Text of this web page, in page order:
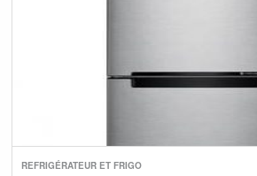
REFRIGÉRATEUR ET FRIGO